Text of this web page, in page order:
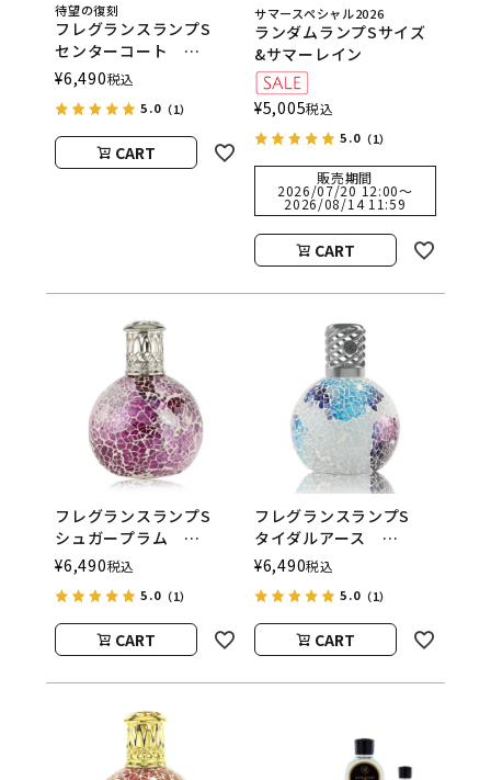
待望の復刻
フレグランスランプS
センターコート
ASHLEIGH&BURWOOD
（アシュレイアンドバー
ウッド）
¥6,490税込
5.0 （1）
CART
サマースペシャル2026
ランダムランプSサイズ
&サマーレイン
¥5,005税込
5.0（1）
販売期間
2026/07/20 12:00〜
2026/08/14 11:59
CART
フレグランスランプS
シュガープラム
ASHLEIGH&BURWOOD
（アシュレイアンドバー
ウッド）
¥6,490税込
5.0 （1）
CART
フレグランスランプS
タイダルアース
ASHLEIGH&BURWOOD
（アシュレイアンドバー
ウッド）
¥6,490税込
5.0（1）
CART